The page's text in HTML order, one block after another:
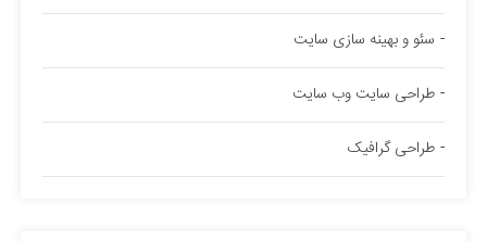
سئو و بهینه سازی سایت
طراحی سایت وب سایت
طراحی گرافیک